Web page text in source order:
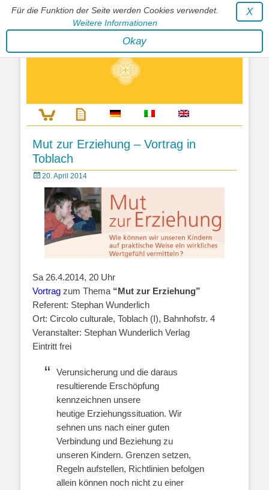
Für die Funktion der Seite werden Cookies verwendet.
Weitere Informationen
X
Okay
Stephan Wunderlich Verlag
Literatur zur Förderung der Gestaltfähigkeit des Lebens
Mut zur Erziehung – Vortrag in
Toblach
Posted
20. April 2014
Sa 26.4.2014, 20 Uhr
Vortrag zum Thema “Mut zur Erziehung”
Referent: Stephan Wunderlich
Ort: Circolo culturale, Toblach (I), Bahnhofstr. 4
Veranstalter: Stephan Wunderlich Verlag
Eintritt frei
Verunsicherung und die daraus
resultierende Erschöpfung
kennzeichnen unsere
heutige Erziehungssituation. Wir
sehnen uns nach einer guten
Verbindung und Beziehung zu
unseren Kindern. Grenzen setzen,
Regeln aufstellen, Richtlinien befolgen
allein können noch nicht zu einer